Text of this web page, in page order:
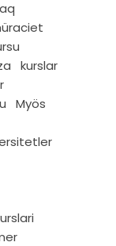
kurslar
Myös